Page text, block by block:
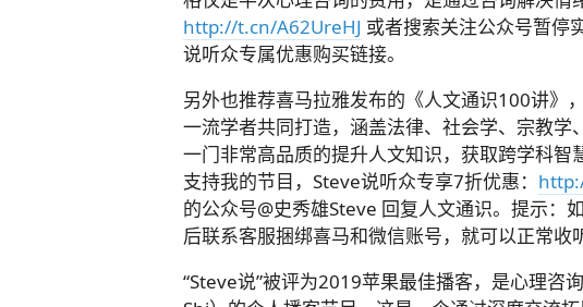
http://t.cn/A62UreHJ 或者搜索关注公众号暂停
说听众专属优惠购买链接。
另外也推荐喜马拉雅发布的《人文通识100讲》
一流学者共同打造，涵盖法律、社会学、宗教
一门非常高品质的提升人文知识，获取跨学科
支持我的节目，Steve说听众专享7折优惠：
的公众号@史秀雄Steve 回复人文通识。提示：
后联系客服捆绑喜马和微信账号，就可以正常收
“Steve说”被评为2019苹果最佳播客，是心理咨